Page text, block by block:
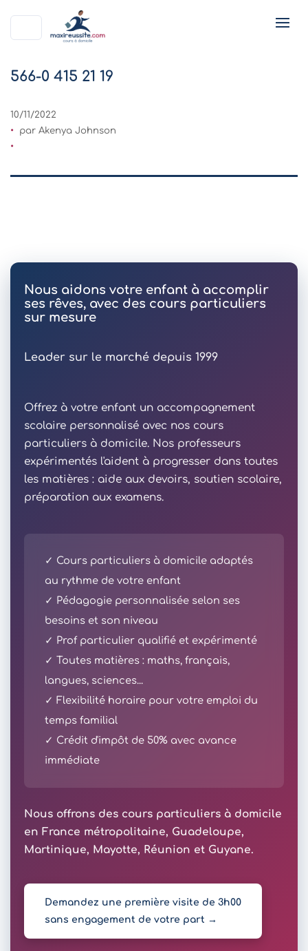
566-0 415 21 19
10/11/2022
par Akenya Johnson
Nous aidons votre enfant à accomplir
ses rêves, avec des cours particuliers
sur mesure
Leader sur le marché depuis 1999
Offrez à votre enfant un accompagnement
scolaire personnalisé avec nos cours
particuliers à domicile. Nos professeurs
expérimentés l'aident à progresser dans toutes
les matières : aide aux devoirs, soutien scolaire,
préparation aux examens.
✓ Cours particuliers à domicile adaptés
au rythme de votre enfant
✓ Pédagogie personnalisée selon ses
besoins et son niveau
✓ Prof particulier qualifié et expérimenté
✓ Toutes matières : maths, français,
langues, sciences...
✓ Flexibilité horaire pour votre emploi du
temps familial
✓ Crédit d'impôt de 50% avec avance
immédiate
Nous offrons des cours particuliers à domicile
en France métropolitaine, Guadeloupe,
Martinique, Mayotte, Réunion et Guyane.
Demandez une première visite de 3h00
sans engagement de votre part →